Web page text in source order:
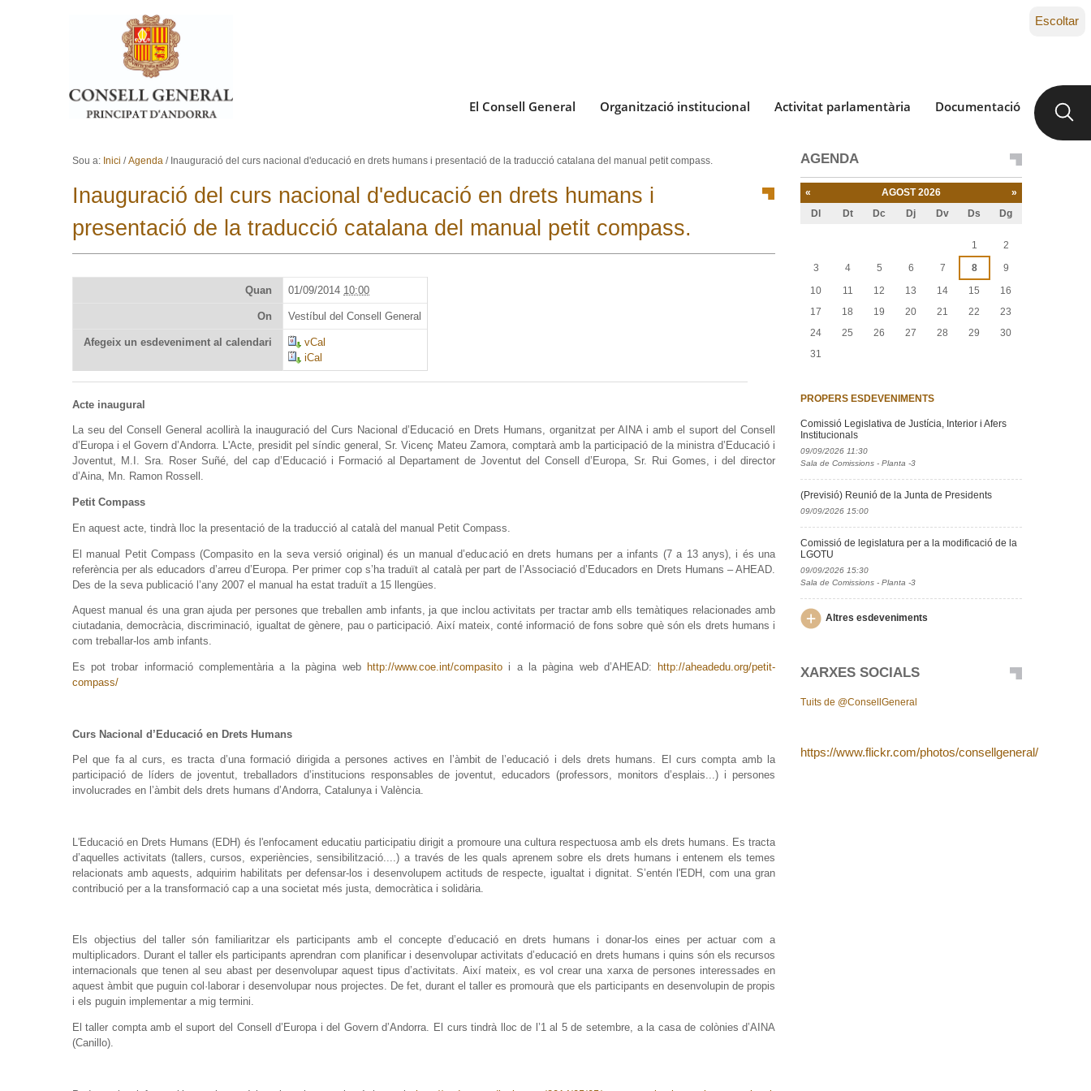
Ves al contingut.
Salta a la navegació
El Consell General Organització institucional Activitat parlamentària Documentació
Escoltar
Sou a: Inici /Agenda / Inauguració del curs nacional d'educació en drets humans i presentació de la traducció catalana del manual petit compass.
Inauguració del curs nacional d'educació en drets humans i
presentació de la traducció catalana del manual petit compass.
Quan 01/09/2014 10:00
On Vestíbul del Consell General
Afegeix un esdeveniment al calendari
vCal
iCal
Acte inaugural
La seu del Consell General acollirà la inauguració del Curs Nacional d’Educació en Drets Humans, organitzat per AINA i amb el suport del Consell
d’Europa i el Govern d’Andorra. L'Acte, presidit pel síndic general, Sr. Vicenç Mateu Zamora, comptarà amb la participació de la ministra d’Educació i
Joventut, M.I. Sra. Roser Suñé, del cap d’Educació i Formació al Departament de Joventut del Consell d’Europa, Sr. Rui Gomes, i del director
d’Aina, Mn. Ramon Rossell.
Petit Compass
En aquest acte, tindrà lloc la presentació de la traducció al català del manual Petit Compass.
El manual Petit Compass (Compasito en la seva versió original) és un manual d’educació en drets humans per a infants (7 a 13 anys), i és una
referència per als educadors d’arreu d’Europa. Per primer cop s’ha traduït al català per part de l’Associació d’Educadors en Drets Humans – AHEAD.
Des de la seva publicació l’any 2007 el manual ha estat traduït a 15 llengües.
Aquest manual és una gran ajuda per persones que treballen amb infants, ja que inclou activitats per tractar amb ells temàtiques relacionades amb
ciutadania, democràcia, discriminació, igualtat de gènere, pau o participació. Així mateix, conté informació de fons sobre què són els drets humans i
com treballar-los amb infants.
Es pot trobar informació complementària a la pàgina web http://www.coe.int/compasitoi a la pàgina web d’AHEAD:
http://aheadedu.org/petit-
compass/
Curs Nacional d’Educació en Drets Humans
Pel que fa al curs, es tracta d’una formació dirigida a persones actives en l’àmbit de l’educació i dels drets humans. El curs compta amb la
participació de líders de joventut, treballadors d’institucions responsables de joventut, educadors (professors, monitors d’esplais...) i persones
involucrades en l’àmbit dels drets humans d’Andorra, Catalunya i València.
L'Educació en Drets Humans (EDH) és l'enfocament educatiu participatiu dirigit a promoure una cultura respectuosa amb els drets humans. Es tracta
d’aquelles activitats (tallers, cursos, experiències, sensibilització....) a través de les quals aprenem sobre els drets humans i entenem els temes
relacionats amb aquests, adquirim habilitats per defensar-los i desenvolupem actituds de respecte, igualtat i dignitat. S’entén l'EDH, com una gran
contribució per a la transformació cap a una societat més justa, democràtica i solidària.
Els objectius del taller són familiaritzar els participants amb el concepte d’educació en drets humans i donar-los eines per actuar com a
multiplicadors. Durant el taller els participants aprendran com planificar i desenvolupar activitats d’educació en drets humans i quins són els recursos
internacionals que tenen al seu abast per desenvolupar aquest tipus d’activitats. Així mateix, es vol crear una xarxa de persones interessades en
aquest àmbit que puguin col·laborar i desenvolupar nous projectes. De fet, durant el taller es promourà que els participants en desenvolupin de propis
i els puguin implementar a mig termini.
El taller compta amb el suport del Consell d’Europa i del Govern d’Andorra. El curs tindrà lloc de l’1 al 5 de setembre, a la casa de colònies d’AINA
(Canillo).
AGENDA
« AGOST 2026 »
Dl Dt Dc Dj Dv Ds Dg
1
2
3
4 5 6 7 8
9
10
11 12 13 14 15
16
17
18 19 20 21 22
23
24
25 26 27 28 29
30
31
PROPERS ESDEVENIMENTS
Comissió Legislativa de Justícia, Interior i Afers
Institucionals
09/09/2026 11:30
Sala de Comissions - Planta -3
(Previsió) Reunió de la Junta de Presidents
09/09/2026 15:00
Comissió de legislatura per a la modificació de la
LGOTU
09/09/2026 15:30
Sala de Comissions - Planta -3
Altres esdeveniments
XARXES SOCIALS
Tuits de @ConsellGeneral
https://www.flickr.com/photos/consellgeneral/